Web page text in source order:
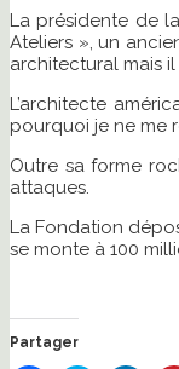
La présidente de
Ateliers », un
architectural mais
L’architecte
pourquoi je ne me
Outre sa forme
attaques.
La Fondation
se monte à 100
Partager